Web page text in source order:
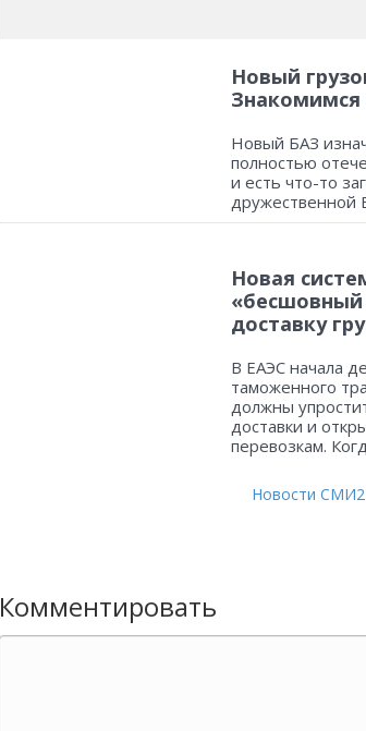
Новый
Знакомимся
Новый БАЗ
полностью
и есть что-то
дружественной
Новая
«бесшовный
доставку
В ЕАЭС начала
таможенного
должны
доставки и
перевозкам.
Новости СМИ2
Комментировать